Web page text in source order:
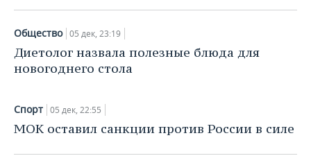
КИБЕРСПОРТ
ФИГУРНОЕ КАТАНИЕ
ВОДНЫЕ ВИДЫ СПОРТА
ХОККЕЙ С МЯЧОМ
КУЛЬТУРА
МЕДИЦИНА
ОБРАЗОВАНИЕ
ПРОИСШЕСТВИЯ
СПИСОК КОМПАНИЙ
Общество 05 дек, 23:19
Диетолог назвала полезные блюда для
новогоднего стола
Спорт 05 дек, 22:55
МОК оставил санкции против России в силе